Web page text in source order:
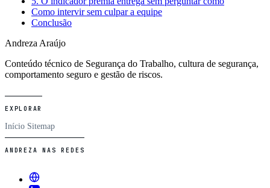
Como intervir sem culpar a equipe
Conclusão
Andreza Araújo
Conteúdo técnico de Segurança do Trabalho, cultura de segurança,
comportamento seguro e gestão de riscos.
EXPLORAR
Início Sitemap
ANDREZA NAS REDES